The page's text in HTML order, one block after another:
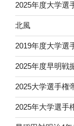
2025年度大学
北風
2019年度大学選
2025年度早明戦
2025大学選手権
2025年大学選